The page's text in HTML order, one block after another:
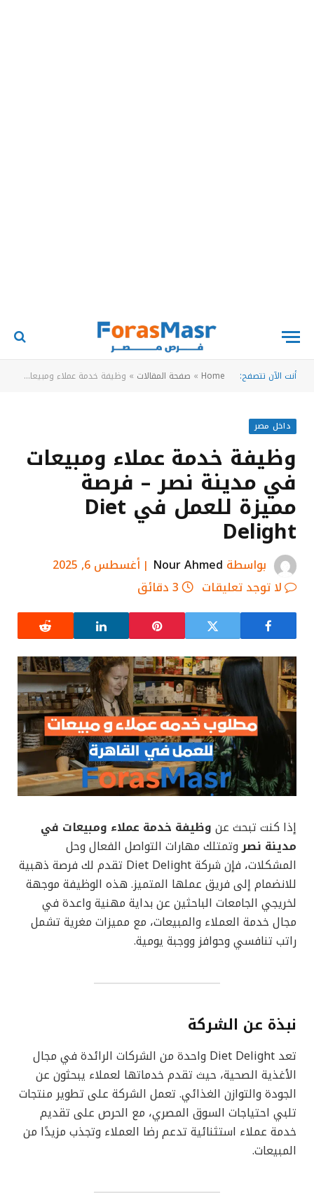
أنت الآن تتصفح: Home
» صفحة المقالات » وظيفة خدمة عملاء ومبيعات في مدينة نصر – فرصة مميزة للعمل في Diet Delight
داخل مصر
وظيفة خدمة عملاء ومبيعات
في مدينة نصر – فرصة
مميزة للعمل في Diet
Delight
بواسطة Nour Ahmed
أغسطس 6, 2025
لا توجد تعليقات
3 دقائق
إذا كنت تبحث عن وظيفة خدمة عملاء ومبيعات في
مدينة نصروتمتلك مهارات التواصل الفعال وحل
المشكلات، فإن شركة Diet Delight تقدم لك فرصة ذهبية
للانضمام إلى فريق عملها المتميز. هذه الوظيفة موجهة
لخريجي الجامعات الباحثين عن بداية مهنية واعدة في
مجال خدمة العملاء والمبيعات، مع مميزات مغرية تشمل
راتب تنافسي وحوافز ووجبة يومية.
نبذة عن الشركة
تعد Diet Delight واحدة من الشركات الرائدة في مجال
الأغذية الصحية، حيث تقدم خدماتها لعملاء يبحثون عن
الجودة والتوازن الغذائي. تعمل الشركة على تطوير منتجات
تلبي احتياجات السوق المصري، مع الحرص على تقديم
خدمة عملاء استثنائية تدعم رضا العملاء وتجذب مزيدًا من
المبيعات.